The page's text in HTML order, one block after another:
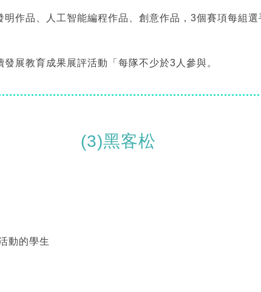
作品、人工智能編程作品、創意作品，3個賽項每組
展教育成果展評活動「每隊不少於3人參與。
(3)黑客松
動的學生